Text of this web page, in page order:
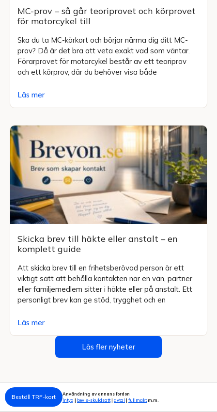
MC-prov – så går teoriprovet och körprovet
för motorcykel till
Ska du ta MC-körkort och börjar närma dig ditt MC-
prov? Då är det bra att veta exakt vad som väntar.
Förarprovet för motorcykel består av ett teoriprov
och ett körprov, där du behöver visa både
Läs mer
Skicka brev till häkte eller anstalt – en
komplett guide
Att skicka brev till en frihetsberövad person är ett
viktigt sätt att behålla kontakten när en vän, partner
eller familjemedlem sitter i häkte eller på anstalt. Ett
personligt brev kan ge stöd, trygghet och en
Läs mer
Läs fler nyheter
Beställ TRF-kort
Användning av annans fordon
Intyg | bevis-skuldsatt| avtal | fullmaktm.m.